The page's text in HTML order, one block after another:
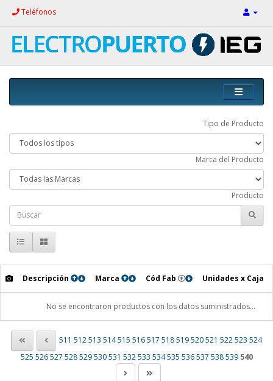
Teléfonos
Tipo de Producto
Marca del Producto
Producto
Descripción Marca Cód Fab Unidades x Caja
No se encontraron productos con los datos suministrados...
511 512513 514515 516517 518519520521 522523 524
525 526 527 528 529 530 531 532 533 534 535 536 537 538 539 540